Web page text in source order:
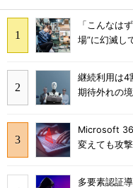
「こんなは
場”に幻滅し
継続利用は
期待外れの
Microsoft
変えても攻
多要素認証